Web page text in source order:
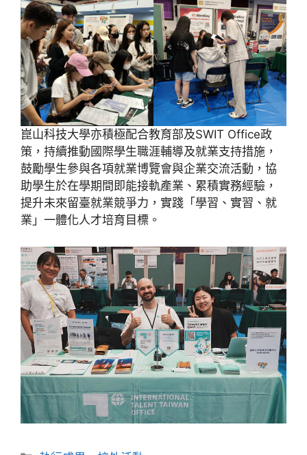
崑山科技大學亦積極配合教育部及SWIT Office政
策，持續推動國際學生職涯輔導及就業支持措施，
鼓勵學生參與各項就業博覽會與企業交流活動，協
助學生於在學期間即能接軌產業、累積實務經驗，
提升未來留臺就業競爭力，實踐「學習、實習、就
業」一體化人才培育目標。